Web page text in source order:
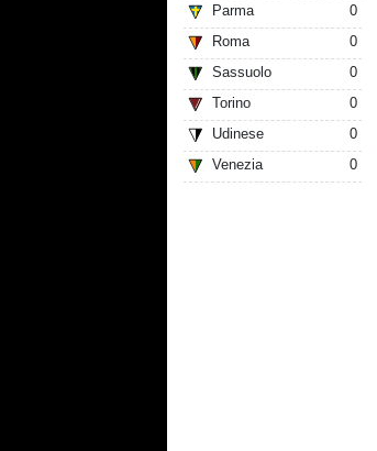
Parma
0
Roma
0
Sassuolo
0
Torino
0
Udinese
0
Venezia
0